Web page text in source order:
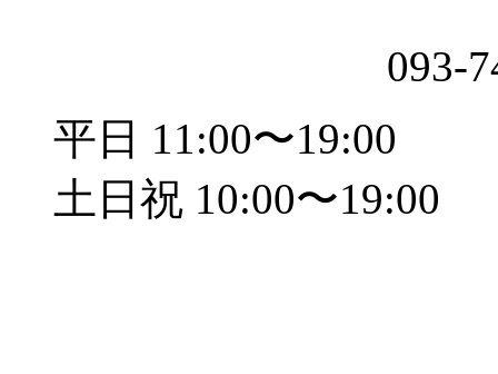
093-
平日 11:00〜19:00
土日祝 10:00〜19:00